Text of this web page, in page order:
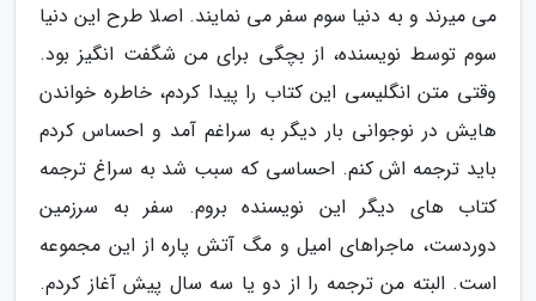
می میرند و به دنیا سوم سفر می نمایند. اصلا طرح این دنیا
سوم توسط نویسنده، از بچگی برای من شگفت انگیز بود.
وقتی متن انگلیسی این کتاب را پیدا کردم، خاطره خواندن
هایش در نوجوانی بار دیگر به سراغم آمد و احساس کردم
باید ترجمه اش کنم. احساسی که سبب شد به سراغ ترجمه
کتاب های دیگر این نویسنده بروم. سفر به سرزمین
دوردست، ماجراهای امیل و مگ آتش پاره از این مجموعه
است. البته من ترجمه را از دو یا سه سال پیش آغاز کردم.